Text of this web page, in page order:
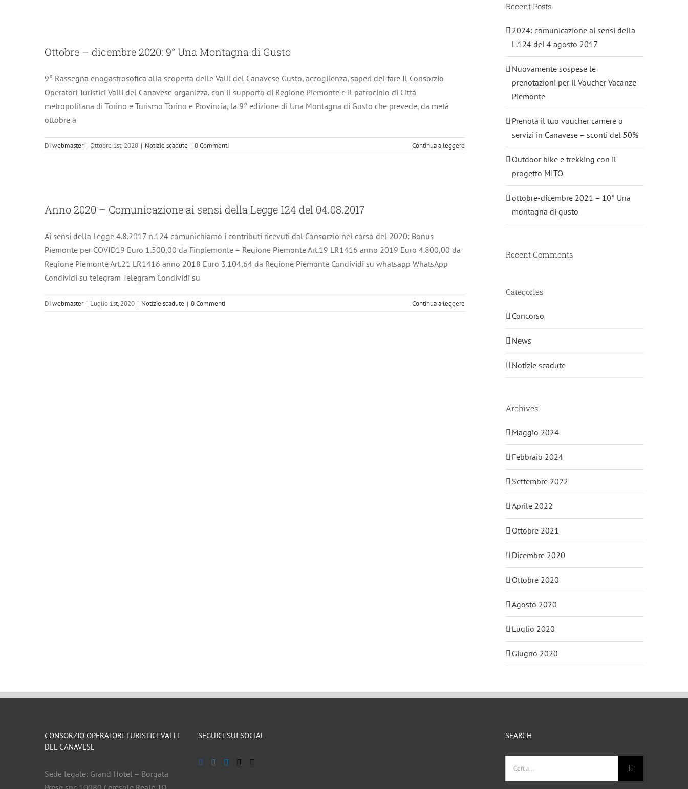
Notizie scadute
Ottobre – dicembre 2020: 9° Una Montagna di Gusto
9° Rassegna enogastrosofica alla scoperta delle Valli del Canavese Gusto, accoglienza, saperi del fare Il Consorzio
Operatori Turistici Valli del Canavese organizza, con il supporto di Regione Piemonte e il patrocinio di Città
metropolitana di Torino e Turismo Torino e Provincia, la 9° edizione di Una Montagna di Gusto che prevede, da metà
ottobre a
Diwebmaster | Ottobre 1st, 2020 | Notizie scadute | 0 Commenti Continua a leggere
Notizie scadute
Anno 2020 – Comunicazione ai sensi della Legge 124 del 04.08.2017
Ai sensi della Legge 4.8.2017 n.124 comunichiamo i contributi ricevuti dal Consorzio nel corso del 2020: Bonus
Piemonte per COVID19 Euro 1.500,00 da Finpiemonte – Regione Piemonte Art.19 LR1416 anno 2019 Euro 4.800,00 da
Regione Piemonte Art.21 LR1416 anno 2018 Euro 3.104,64 da Regione Piemonte Condividi su whatsapp WhatsApp
Condividi su telegram Telegram Condividi su
Diwebmaster | Luglio 1st, 2020 | Notizie scadute | 0 Commenti Continua a leggere
Recent Posts
2024: comunicazione ai sensi della
L.124 del 4 agosto 2017
Nuovamente sospese le
prenotazioni per il Voucher Vacanze
Piemonte
Prenota il tuo voucher camere o
servizi in Canavese – sconti del 50%
Outdoor bike e trekking con il
progetto MITO
ottobre-dicembre 2021 – 10° Una
montagna di gusto
Recent Comments
Categories
Concorso
News
Notizie scadute
Archives
Maggio 2024
Febbraio 2024
Settembre 2022
Aprile 2022
Ottobre 2021
Dicembre 2020
Ottobre 2020
Agosto 2020
Luglio 2020
Giugno 2020
CONSORZIO OPERATORI TURISTICI VALLI
DEL CANAVESE
Sede legale: Grand Hotel – Borgata
SEGUICI SUI SOCIAL SEARCH